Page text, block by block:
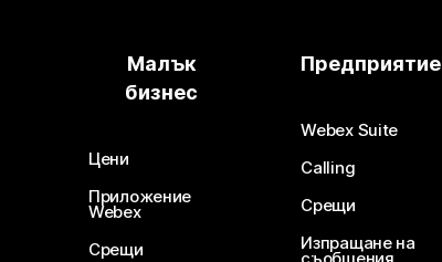
Малък
бизнес
Цени
Приложение
Webex
Срещи
Предприятие
Webex Suite
Calling
Срещи
Изпращане на